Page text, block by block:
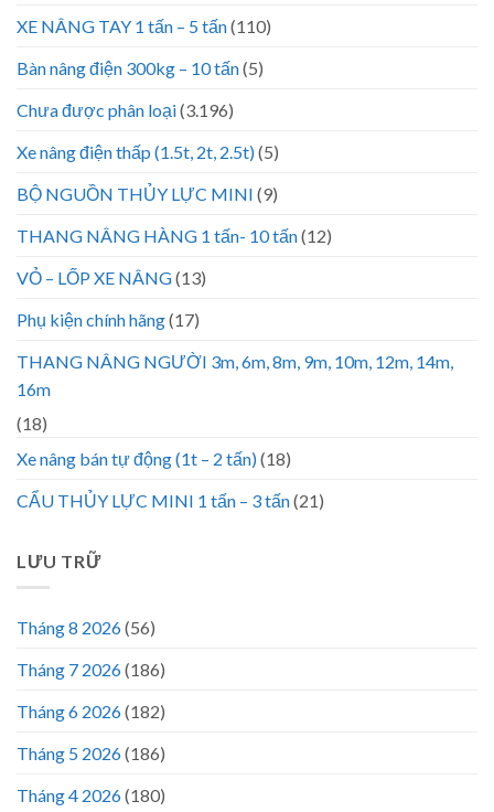
XE NÂNG TAY 1 tấn – 5 tấn(110)
Bàn nâng điện 300kg – 10 tấn(5)
Chưa được phân loại(3.196)
Xe nâng điện thấp (1.5t, 2t, 2.5t)(5)
BỘ NGUỒN THỦY LỰC MINI (9)
THANG NÂNG HÀNG 1 tấn- 10 tấn(12)
VỎ – LỐP XE NÂNG(13)
Phụ kiện chính hãng(17)
THANG NÂNG NGƯỜI 3m, 6m, 8m, 9m, 10m, 12m, 14m,
16m
(18)
Xe nâng bán tự động (1t – 2 tấn)(18)
CẨU THỦY LỰC MINI 1 tấn – 3 tấn(21)
LƯU TRỮ
Tháng 8 2026(56)
Tháng 7 2026(186)
Tháng 6 2026(182)
Tháng 5 2026(186)
Tháng 4 2026(180)